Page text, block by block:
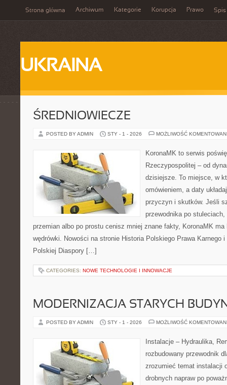
Strona główna Archiwum Kategorie Korupcja Prawo Spis
UKRAINA
ŚREDNIOWIECZE
POSTED BY ADMIN STY - 1 - 2026 MOŻLIWOŚĆ
KoronaMK to serwis
Rzeczypospolitej – od
dzisiejsze. To miejsce, w
omówieniem, a daty
przyczyn i skutków. Jeśli
przewodnika po
przemian albo po prostu cenisz mniej znane fakty, KoronaMK ma
wędrówki. Nowości na stronie Historia Polskiego Prawa Karnego
Polskiej Diaspory […]
CATEGORIES: NOWE TECHNOLOGIE I INNOWACJE
MODERNIZACJA STARYCH
POSTED BY ADMIN STY - 1 - 2026 MOŻLIWOŚĆ
Instalacje – Hydraulika,
rozbudowany przewodnik
zrozumieć temat instalacji
drobnych napraw po